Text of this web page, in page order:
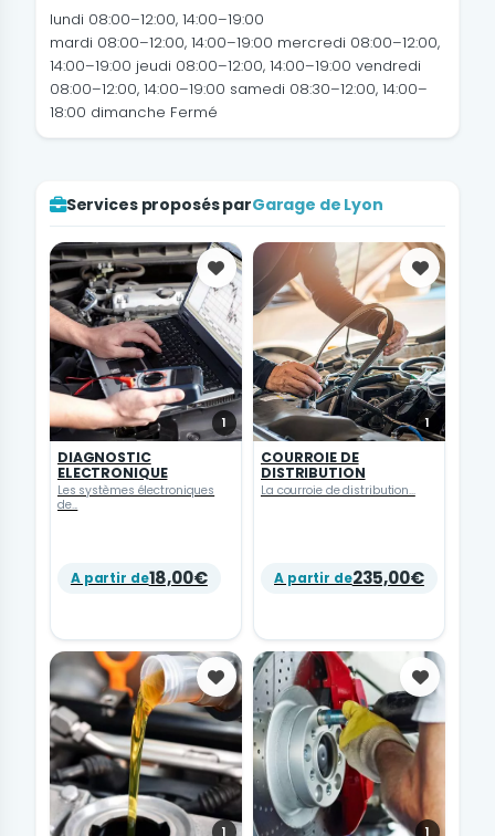
lundi 08:00–12:00, 14:00–19:00
mardi 08:00–12:00, 14:00–19:00 mercredi 08:00–12:00,
14:00–19:00 jeudi 08:00–12:00, 14:00–19:00 vendredi
08:00–12:00, 14:00–19:00 samedi 08:30–12:00, 14:00–
18:00 dimanche Fermé
Services proposés parGarage de Lyon
Favoris
1
DIAGNOSTIC
ELECTRONIQUE
Les systèmes électroniques
de...
A partir de18,00€
Favoris
1
COURROIE DE
DISTRIBUTION
La courroie de distribution...
A partir de235,00€
Favoris
1
Favoris
1